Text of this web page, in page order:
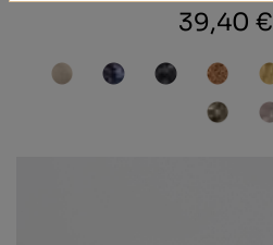
39,40 €